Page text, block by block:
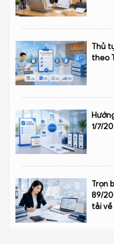
Thủ
theo
1/7/
Trọn
89/
tải về